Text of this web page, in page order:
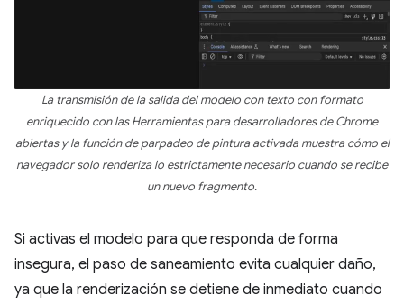
La transmisión de la salida del modelo con texto con formato
enriquecido con las Herramientas para desarrolladores de Chrome
abiertas y la función de parpadeo de pintura activada muestra cómo el
navegador solo renderiza lo estrictamente necesario cuando se recibe
un nuevo fragmento.
Si activas el modelo para que responda de forma
insegura, el paso de saneamiento evita cualquier daño,
ya que la renderización se detiene de inmediato cuando